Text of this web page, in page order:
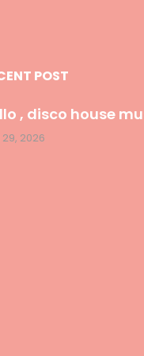
POST
, disco house
2026